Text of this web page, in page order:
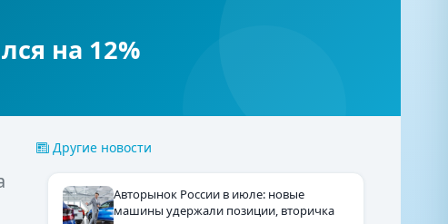
на 12%
Другие новости
Авторынок России в июле: новые
машины удержали позиции, вторичка